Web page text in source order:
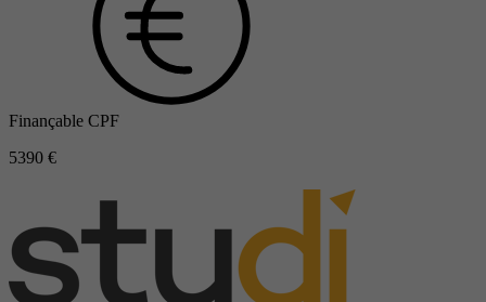
Finançable CPF
5390 €